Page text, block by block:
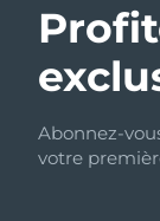
Abonnez-
votre